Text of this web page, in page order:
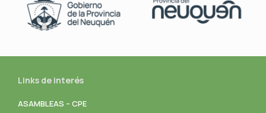
Links de interés
ASAMBLEAS – CPE